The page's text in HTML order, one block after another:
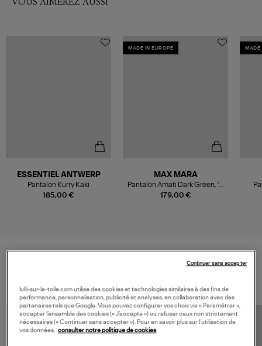
185,00 €
ESSENTIEL ANTWERP
Pantalon Kurry Kaki
MADE IN EUROPE
179,00 €
MAX MARA
Pantalon Amati Dark Green, 'S
Max
MADE
lulli-sur-la-toile.com utilise des cookies et technologies similaires à des fins de
performance, personnalisation, publicité et analyses, en collaboration avec des
partenaires tels que Google. Vous pouvez configurer vos choix via « Paramétrer »,
accepter l’ensemble des cookies (« J’accepte ») ou refuser ceux non strictement
nécessaires (« Continuer sans accepter »). Pour en savoir plus sur l’utilisation de
vos données, consulter notre politique de cookies
Continuer sans accepter